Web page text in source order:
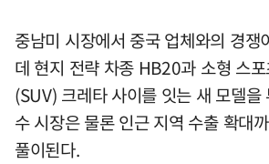
중남미 시장에서 중국 업체와의 경쟁
데 현지 전략 차종 HB20과 소형 스
(SUV) 크레타 사이를 잇는 새 모델을
수 시장은 물론 인근 지역 수출 확대
풀이된다.